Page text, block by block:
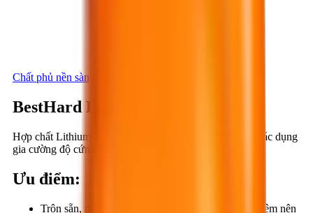
Chất phủ nền sàn
BestHard LS110
Hợp chất Lithium Silicate hoạt tính, một thành phần, có tác dụng
gia cường độ cứng bề mặt bê tông.
Ưu điểm:
Trộn sẵn, một thành phần, không cần pha chế gì thêm nên